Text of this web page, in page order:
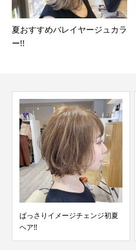
夏おすすめバレイヤージュカラ
ー!!
ばっさりイメージチェンジ初夏
ヘア!!